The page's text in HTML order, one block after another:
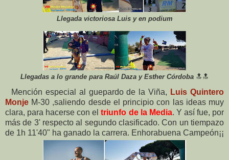
Llegada victoriosa Luis y en podium
Llegadas a lo grande para Raúl Daza y Esther Córdoba 🔝🔝
Mención especial al guepardo de la Viña, Luis Quintero
Monje M-30 ,saliendo desde el principio con las ideas muy
clara, para hacerse con eltriunfo de la Media. Y así fue, por
más de 3' respecto al segundo clasificado. Con un tiempazo
de 1h 11'40" ha ganado la carrera. Enhorabuena Campeón¡¡